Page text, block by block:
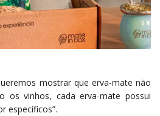
mostrar que erva-mate não
os vinhos, cada erva-mate possui
específicos”.